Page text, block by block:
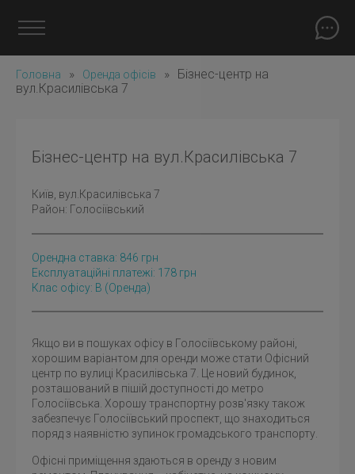
Головна » Оренда офісів »
Бізнес-центр на
вул.Красилівська 7
Бізнес-центр на вул.Красилівська 7
Київ , вул.Красилівська 7
Район: Голосіївський
Орендна ставка: 846 грн
Експлуатаційні платежі: 178 грн
Клас офісу: B (оренда)
Якщо ви в пошуках офісу в Голосіївському районі,
хорошим варіантом для оренди може стати Офісний
центр по вулиці Красилівська 7. Це новий будинок,
розташований в пішій доступності до метро
Голосіївська. Хорошу транспортну розв'язку також
забезпечує Голосіївський проспект, що знаходиться
поряд з наявністю зупинок громадського транспорту.
Офісні приміщення здаються в оренду з новим